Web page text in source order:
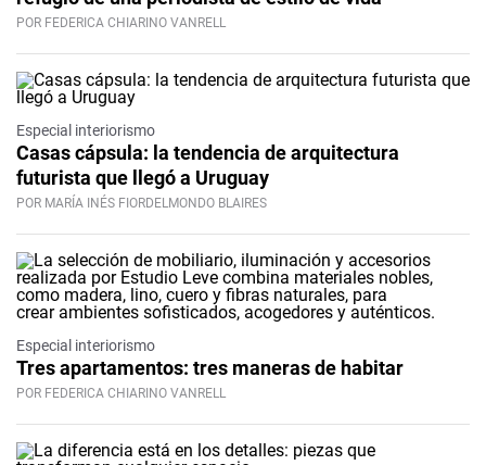
POR FEDERICA CHIARINO VANRELL
Especial interiorismo
Casas cápsula: la tendencia de arquitectura
futurista que llegó a Uruguay
POR MARÍA INÉS FIORDELMONDO BLAIRES
Especial interiorismo
Tres apartamentos: tres maneras de habitar
POR FEDERICA CHIARINO VANRELL